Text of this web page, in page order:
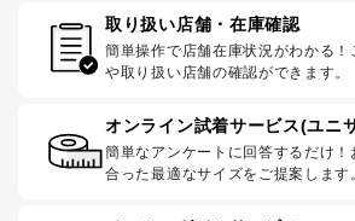
取り扱い店舗・在庫確認
簡単操作で店舗在庫状況がわかる！
や取り扱い店舗の確認ができます。
オンライン試着サービス(ユニ
簡単なアンケートに回答するだけ！
合った最適なサイズをご提案します